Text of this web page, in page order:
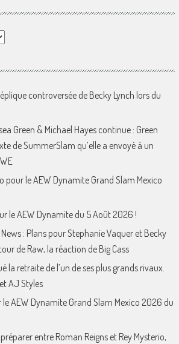
controversée de Becky Lynch lors du
Green & Michael Hayes continue : Green
de SummerSlam qu’elle a envoyé à un
pour le AEW Dynamite Grand Slam Mexico
le AEW Dynamite du 5 Août 2026 !
: Plans pour Stephanie Vaquer et Becky
de Raw, la réaction de Big Cass
la retraite de l’un de ses plus grands rivaux.
AJ Styles
AEW Dynamite Grand Slam Mexico 2026 du
entre Roman Reigns et Rey Mysterio,